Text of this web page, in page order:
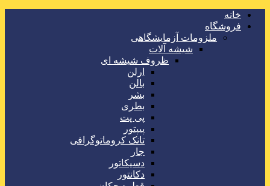
خانه
فروشگاه
ملزومات آزمایشگاهی
شیشه آلات
ظروف شیشه ای
ارلن
بالن
بشر
بطری
پی پت
پیپتور
تانک کروماتوگرافی
جار
دسیکاتور
دکانتور